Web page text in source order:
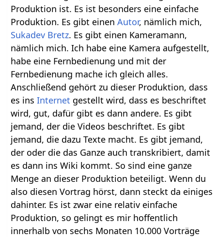
Produktion ist. Es ist besonders eine einfache
Produktion. Es gibt einenAutor, nämlich mich,
Sukadev Bretz. Es gibt einen Kameramann,
nämlich mich. Ich habe eine Kamera aufgestellt,
habe eine Fernbedienung und mit der
Fernbedienung mache ich gleich alles.
Anschließend gehört zu dieser Produktion, dass
es insInternet gestellt wird, dass es beschriftet
wird, gut, dafür gibt es dann andere. Es gibt
jemand, der die Videos beschriftet. Es gibt
jemand, die dazu Texte macht. Es gibt jemand,
der oder die das Ganze auch transkribiert, damit
es dann ins Wiki kommt. So sind eine ganze
Menge an dieser Produktion beteiligt. Wenn du
also diesen Vortrag hörst, dann steckt da einiges
dahinter. Es ist zwar eine relativ einfache
Produktion, so gelingt es mir hoffentlich
innerhalb von sechs Monaten 10.000 Vorträge